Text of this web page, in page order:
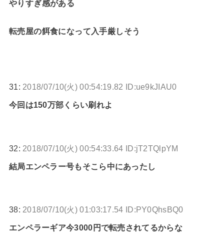
やりすぎ感がある
転売屋の餌食になって入手厳しそう
31: 2018/07/10(火) 00:54:19.82 ID:ue9kJIAU0
今回は150万部くらい刷れよ
32: 2018/07/10(火) 00:54:33.64 ID:jT2TQlpYM
結局エンペラー号もそこら中にあったし
38: 2018/07/10(火) 01:03:17.54 ID:PY0QhsBQ0
エンペラーギア今3000円で転売されてるからな